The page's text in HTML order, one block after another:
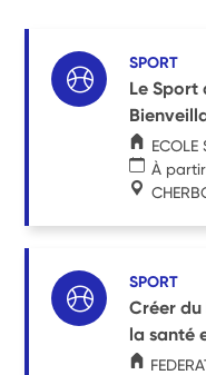
SPORT
Le Sport
ECOLE
À
SPORT
Créer
la santé